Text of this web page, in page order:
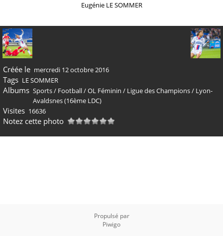
Eugénie LE SOMMER
Créée le mercredi 12 octobre 2016
Tags LE SOMMER
Albums Sports/ Football/OL Féminin / Ligue des Champions/ Lyon-
Avaldsnes (16ème LDC)
Visites 16636
Notez cette photo
Propulsé par
Piwigo